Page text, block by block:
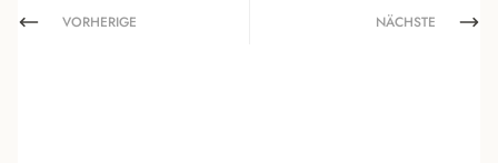
VORHERIGE NÄCHSTE